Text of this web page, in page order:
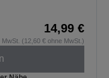
14,99 €
MwSt. (12,60 € ohne MwSt.)